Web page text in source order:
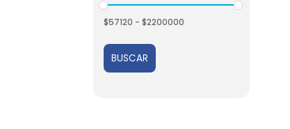
$57120 -$2200000
BUSCAR